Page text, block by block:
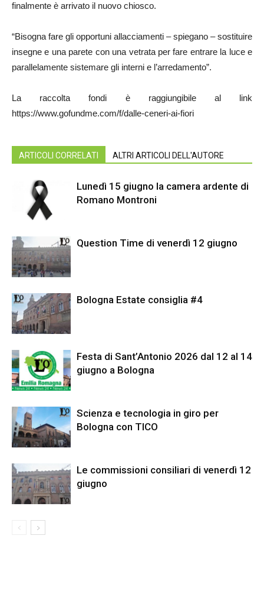
finalmente è arrivato il nuovo chiosco.
“Bisogna fare gli opportuni allacciamenti – spiegano – sostituire
insegne e una parete con una vetrata per fare entrare la luce e
parallelamente sistemare gli interni e l’arredamento”.
La raccolta fondi è raggiungibile al link
https://www.gofundme.com/f/dalle-ceneri-ai-fiori
ARTICOLI CORRELATI ALTRI ARTICOLI DELL'AUTORE
Lunedì 15 giugno la camera ardente di
Romano Montroni
Question Time di venerdì 12 giugno
Bologna Estate consiglia #4
Festa di Sant’Antonio 2026 dal 12 al 14
giugno a Bologna
Scienza e tecnologia in giro per
Bologna con TICO
Le commissioni consiliari di venerdì 12
giugno